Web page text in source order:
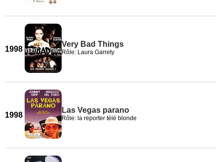
1998
Very Bad Things
Rôle: Laura Garrety
1998
Las Vegas parano
Rôle: la reporter télé blonde